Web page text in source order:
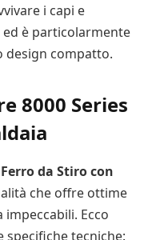
i capi e
è particolarmente
design compatto.
8000 Series
da Stiro con
che offre ottime
Ecco
specifiche tecniche: